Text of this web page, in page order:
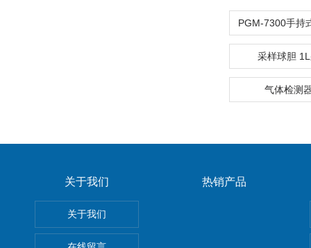
采样球胆
气体检测
关于我们
关于我们
热销产品